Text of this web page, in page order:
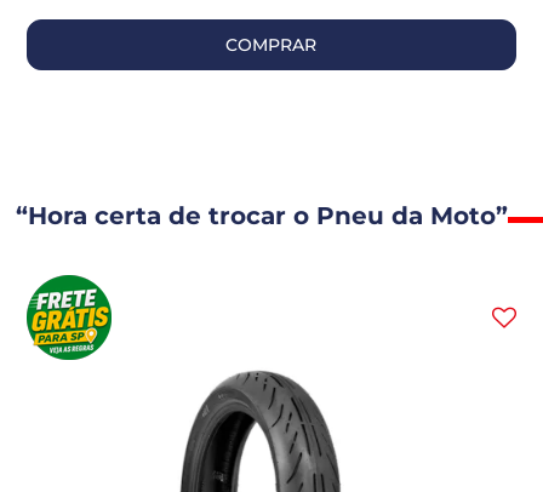
COMPRAR
“Hora certa de trocar o Pneu da Moto”